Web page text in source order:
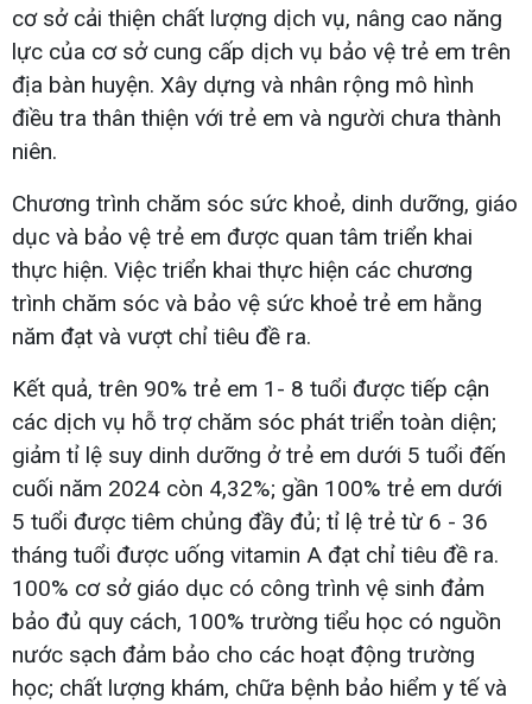
cơ sở cải thiện chất lượng dịch vụ, nâng cao năng
lực của cơ sở cung cấp dịch vụ bảo vệ trẻ em trên
địa bàn huyện. Xây dựng và nhân rộng mô hình
điều tra thân thiện với trẻ em và người chưa thành
niên.
Chương trình chăm sóc sức khoẻ, dinh dưỡng, giáo
dục và bảo vệ trẻ em được quan tâm triển khai
thực hiện. Việc triển khai thực hiện các chương
trình chăm sóc và bảo vệ sức khoẻ trẻ em hằng
năm đạt và vượt chỉ tiêu đề ra.
Kết quả, trên 90% trẻ em 1- 8 tuổi được tiếp cận
các dịch vụ hỗ trợ chăm sóc phát triển toàn diện;
giảm tỉ lệ suy dinh dưỡng ở trẻ em dưới 5 tuổi đến
cuối năm 2024 còn 4,32%; gần 100% trẻ em dưới
5 tuổi được tiêm chủng đầy đủ; tỉ lệ trẻ từ 6 - 36
tháng tuổi được uống vitamin A đạt chỉ tiêu đề ra.
100% cơ sở giáo dục có công trình vệ sinh đảm
bảo đủ quy cách, 100% trường tiểu học có nguồn
nước sạch đảm bảo cho các hoạt động trường
học; chất lượng khám, chữa bệnh bảo hiểm y tế và